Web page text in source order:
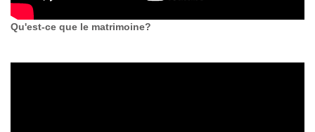
Qu'est-ce que le matrimoine?